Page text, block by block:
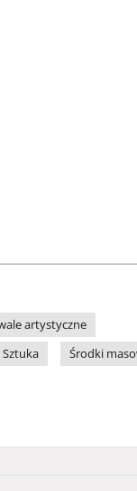
artystyczne
Sztuka
Środki